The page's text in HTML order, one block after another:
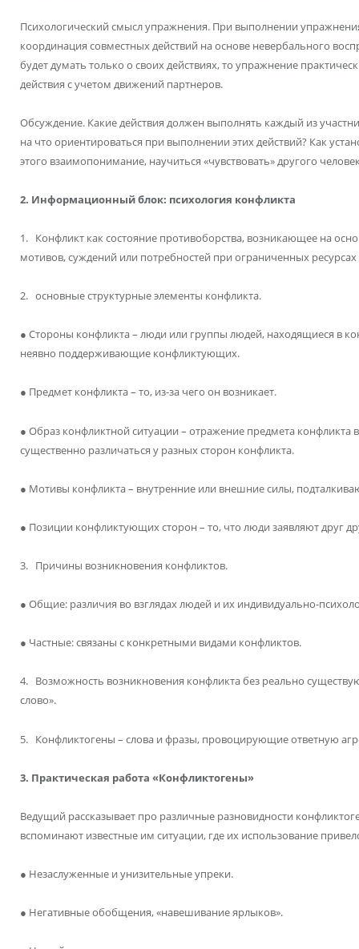
Психологический смысл упражнения. При выполнении
координация совместных действий на основе невербального
будет думать только о своих действиях, то упражнение
действия с учетом движений партнеров.
Обсуждение. Какие действия должен выполнять каждый из
на что ориентироваться при выполнении этих действий? Как
этого взаимопонимание, научиться «чувствовать» другого
2. Информационный блок: психология конфликта
1. Конфликт как состояние противоборства, возникающее на
мотивов, суждений или потребностей при ограниченных ресурсах
2. основные структурные элементы конфликта.
● Стороны конфликта – люди или группы людей, находящиеся в
неявно поддерживающие конфликтующих.
● Предмет конфликта – то, из-за чего он возникает.
● Образ конфликтной ситуации – отражение предмета конфликта
существенно различаться у разных сторон конфликта.
● Мотивы конфликта – внутренние или внешние силы,
● Позиции конфликтующих сторон – то, что люди заявляют друг
3. Причины возникновения конфликтов.
● Общие: различия во взглядах людей и их индивидуально-
● Частные: связаны с конкретными видами конфликтов.
4. Возможность возникновения конфликта без реально
слово».
5. Конфликтогены – слова и фразы, провоцирующие ответную
3. Практическая работа «Конфликтогены»
Ведущий рассказывает про различные разновидности
вспоминают известные им ситуации, где их использование
● Незаслуженные и унизительные упреки.
● Негативные обобщения, «навешивание ярлыков».